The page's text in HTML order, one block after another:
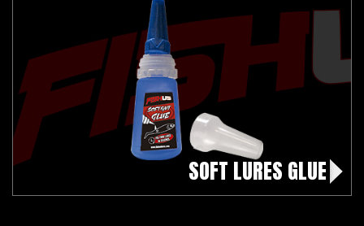
SOFT LURES GLUE